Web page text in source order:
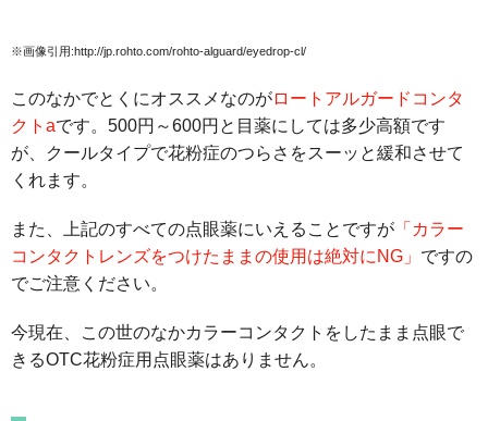
※画像引用:http://jp.rohto.com/rohto-alguard/eyedrop-cl/
このなかでとくにオススメなのがロートアルガードコンタ
クトaです。500円～600円と目薬にしては多少高額です
が、クールタイプで花粉症のつらさをスーッと緩和させて
くれます。
また、上記のすべての点眼薬にいえることですが 「カラー
コンタクトレンズをつけたままの使用は絶対にNG」 ですの
でご注意ください。
今現在、この世のなかカラーコンタクトをしたまま点眼で
きるOTC花粉症用点眼薬はありません。